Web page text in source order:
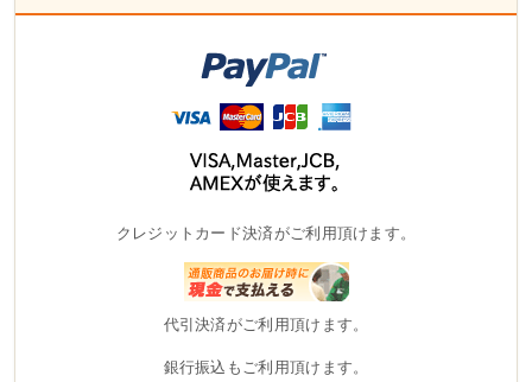
クレジットカード決済がご利用頂けます。
代引決済がご利用頂けます。
銀行振込もご利用頂けます。